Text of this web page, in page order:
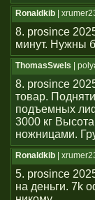
Ronaldkib |
8. prosince
минут. Нужны
ThomasSwels |
8. prosince
товар.
подъемных
3000 кг
ножницами.
Ronaldkib |
5. prosince
на деньги. 7k